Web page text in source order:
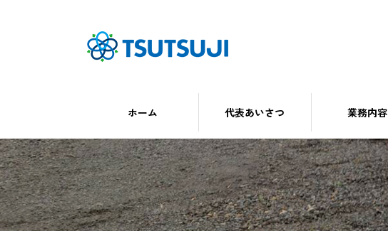
ホーム 代表あいさつ 業務内容